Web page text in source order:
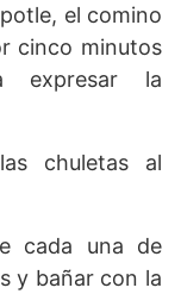
el comino
cinco minutos
expresar la
chuletas al
cada una de
y bañar con la